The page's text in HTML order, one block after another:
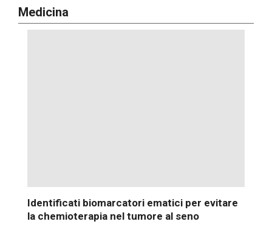
Medicina
Identificati biomarcatori ematici per evitare
la chemioterapia nel tumore al seno